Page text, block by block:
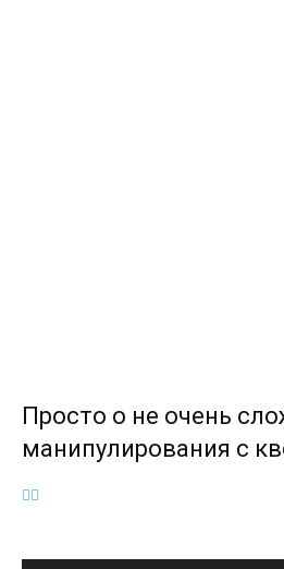
Просто о не очень
манипулирования с